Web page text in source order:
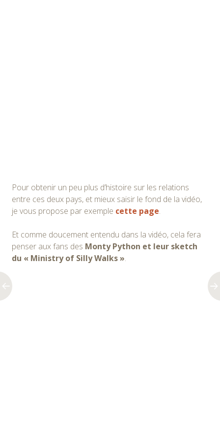
Pour obtenir un peu plus d’histoire sur les relations
entre ces deux pays, et mieux saisir le fond de la vidéo,
je vous propose par exemple cette page.
Et comme doucement entendu dans la vidéo, cela fera
penser aux fans des Monty Python et leur sketch
du « Ministry of Silly Walks ».